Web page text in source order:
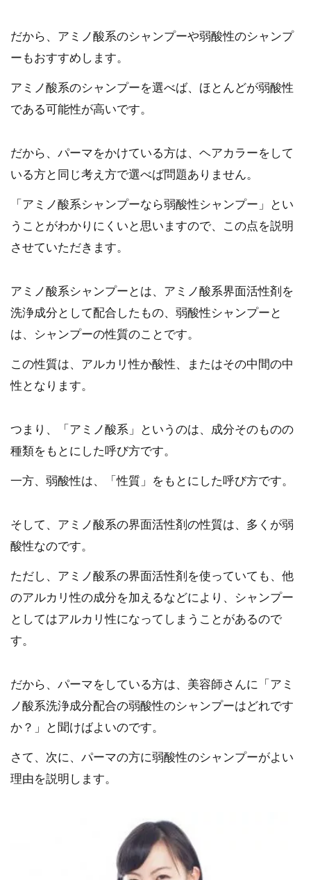
だから、アミノ酸系のシャンプーや弱酸性のシャンプ
ーもおすすめします。
アミノ酸系のシャンプーを選べば、ほとんどが弱酸性
である可能性が高いです。
だから、パーマをかけている方は、ヘアカラーをして
いる方と同じ考え方で選べば問題ありません。
「アミノ酸系シャンプーなら弱酸性シャンプー」とい
うことがわかりにくいと思いますので、この点を説明
させていただきます。
アミノ酸系シャンプーとは、アミノ酸系界面活性剤を
洗浄成分として配合したもの、弱酸性シャンプーと
は、シャンプーの性質のことです。
この性質は、アルカリ性か酸性、またはその中間の中
性となります。
つまり、「アミノ酸系」というのは、成分そのものの
種類をもとにした呼び方です。
一方、弱酸性は、「性質」をもとにした呼び方です。
そして、アミノ酸系の界面活性剤の性質は、多くが弱
酸性なのです。
ただし、アミノ酸系の界面活性剤を使っていても、他
のアルカリ性の成分を加えるなどにより、シャンプー
としてはアルカリ性になってしまうことがあるので
す。
だから、パーマをしている方は、美容師さんに「アミ
ノ酸系洗浄成分配合の弱酸性のシャンプーはどれです
か？」と聞けばよいのです。
さて、次に、パーマの方に弱酸性のシャンプーがよい
理由を説明します。